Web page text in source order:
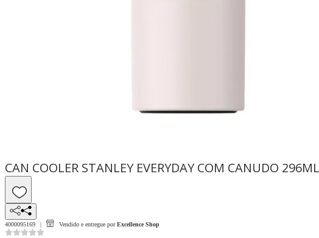
CAN COOLER STANLEY EVERYDAY COM CANUDO
4000095169 Vendido e entregue por Excellence Shop